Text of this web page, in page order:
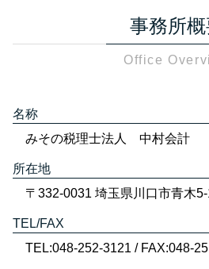
事務所
Office
名称
みその税理士法人 中村会計
所在地
〒332-0031 埼玉県川口市青木
TEL/FAX
TEL:048-252-3121 / FAX:048-